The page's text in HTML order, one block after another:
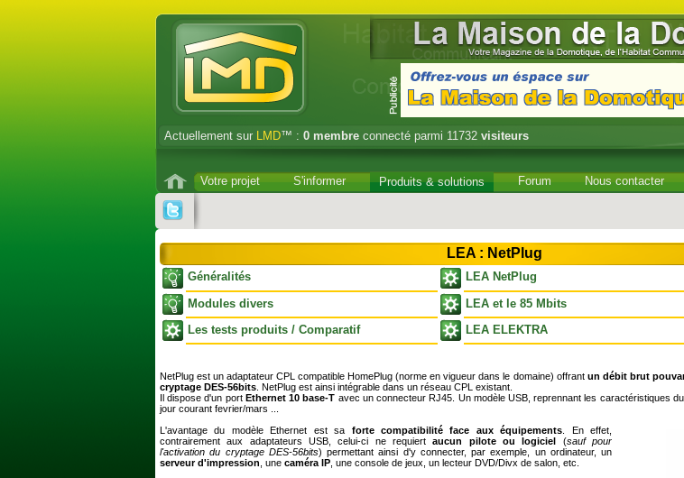
Actuellement sur LMD™ : 0 membre connecté parmi 11732 visiteurs
Votre projet S'informer Produits & solutions Forum Nous contacter
LEA : NetPlug
Généralités
LEA NetPlug
Modules divers
LEA et le 85 Mbits
Les tests produits / Comparatif
LEA ELEKTRA
NetPlug est un adaptateur CPL compatible HomePlug (norme en vigueur dans le domaine) offrant un débit brut
cryptage DES-56bits . NetPlug est ainsi intégrable dans un réseau CPL existant.
Il dispose d'un port Ethernet 10 base-T avec un connecteur RJ45. Un modèle USB, reprennant les caractéristiques
jour courant fevrier/mars ...
L'avantage du modèle Ethernet est sa forte compatibilité face aux équipements . En effet,
contrairement aux adaptateurs USB, celui-ci ne requiertaucun pilote ou logiciel (sauf pour
l'activation du cryptage DES-56bits) permettant ainsi d'y connecter, par exemple, un ordinateur, un
serveur d'impression , une caméra IP , une console de jeux, un lecteur DVD/Divx de salon, etc.